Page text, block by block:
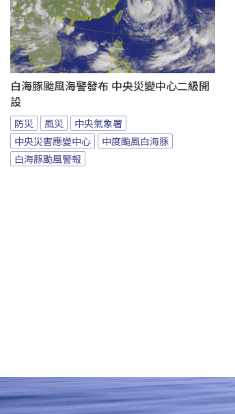
白海豚颱風海警發布 中央災變中心二級開
設
防災 風災
中央氣象署
中央災害應變中心
中度颱風白海豚
白海豚颱風警報